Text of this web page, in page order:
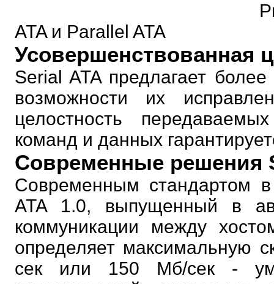
ATA и Parallel ATA
Усовершенствованная
Serial ATA предлагает
возможности их
целостность
команд и данных
Современные решения
Современным стандартом
ATA 1.0, выпущенный в
коммуникации между
определяет максимальную
сек или 150 Мб/сек -